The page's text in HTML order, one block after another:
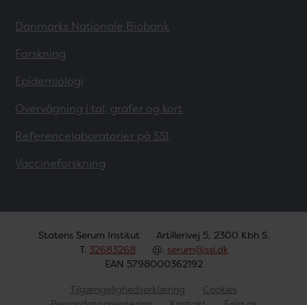
Danmarks Nationale Biobank
Forskning
Epidemiologi
Overvågning i tal, grafer og kort
Referencelaboratorier på SSI
Vaccineforskning
Statens Serum Institut
Artillerivej 5, 2300 Kbh S.
T. 32683268 @. serum@ssi.dk
EAN 5798000362192
Tilgængelighedserklæring
Cookies